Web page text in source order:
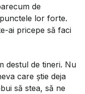
de
lor forte.
ai pricepe să faci
destul de tineri. Nu
care știe deja
să stea, să ne